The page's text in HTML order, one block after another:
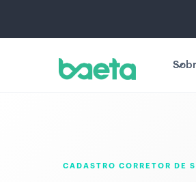
CADASTRO CORRETOR DE